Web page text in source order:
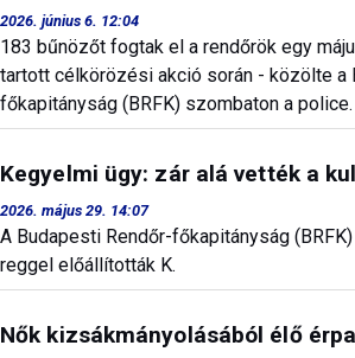
2026. június 6. 12:04
183 bűnözőt fogtak el a rendőrök egy
tartott célkörözési akció során - közölte a
főkapitányság (BRFK) szombaton a police.
Kegyelmi ügy: zár alá vették a
2026. május 29. 14:07
A Budapesti Rendőr-főkapitányság
reggel előállították K.
Nők kizsákmányolásából élő